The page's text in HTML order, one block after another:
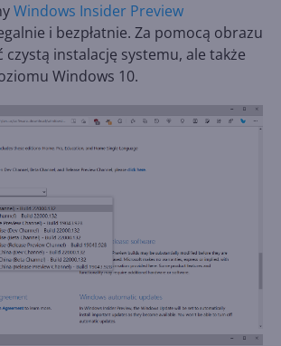
Windows Insider Preview
i bezpłatnie. Za pomocą obrazu
czystą instalację systemu, ale także
Windows 10.